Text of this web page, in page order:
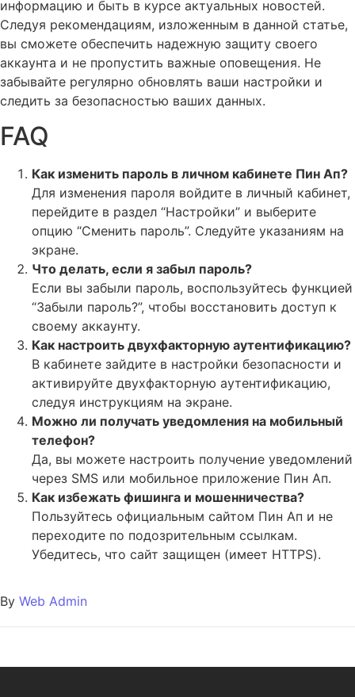
информацию и быть в курсе актуальных новостей.
Следуя рекомендациям, изложенным в данной статье,
вы сможете обеспечить надежную защиту своего
аккаунта и не пропустить важные оповещения. Не
забывайте регулярно обновлять ваши настройки и
следить за безопасностью ваших данных.
FAQ
Как изменить пароль в личном кабинете Пин Ап?
Для изменения пароля войдите в личный кабинет,
перейдите в раздел “Настройки” и выберите
опцию “Сменить пароль”. Следуйте указаниям на
экране.
Что делать, если я забыл пароль?
Если вы забыли пароль, воспользуйтесь функцией
“Забыли пароль?”, чтобы восстановить доступ к
своему аккаунту.
Как настроить двухфакторную аутентификацию?
В кабинете зайдите в настройки безопасности и
активируйте двухфакторную аутентификацию,
следуя инструкциям на экране.
Можно ли получать уведомления на мобильный
телефон?
Да, вы можете настроить получение уведомлений
через SMS или мобильное приложение Пин Ап.
Как избежать фишинга и мошенничества?
Пользуйтесь официальным сайтом Пин Ап и не
переходите по подозрительным ссылкам.
Убедитесь, что сайт защищен (имеет HTTPS).
By Web Admin